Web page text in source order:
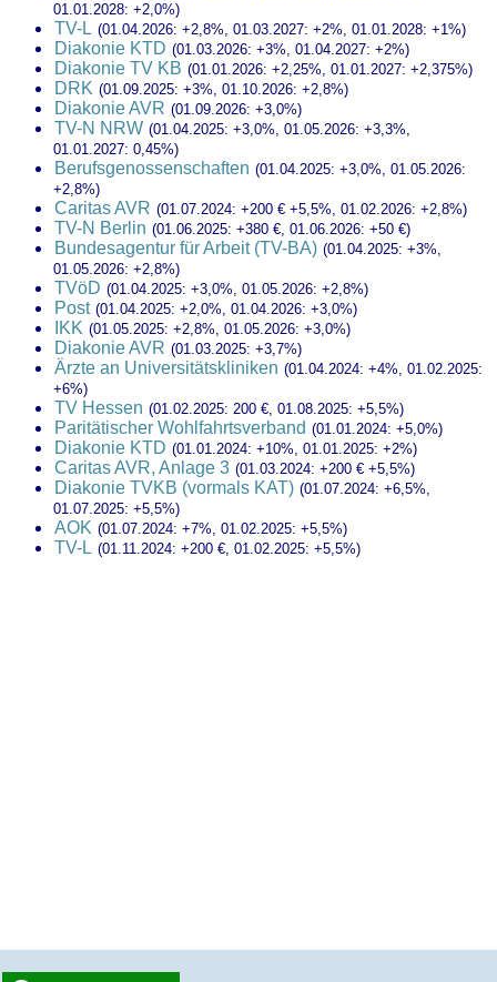
01.01.2028: +2,0%)
TV-L (01.04.2026: +2,8%, 01.03.2027: +2%, 01.01.2028: +1%)
Diakonie KTD (01.03.2026: +3%, 01.04.2027: +2%)
Diakonie TV KB (01.01.2026: +2,25%, 01.01.2027: +2,375%)
DRK (01.09.2025: +3%, 01.10.2026: +2,8%)
Diakonie AVR (01.09.2026: +3,0%)
TV-N NRW (01.04.2025: +3,0%, 01.05.2026: +3,3%,
01.01.2027: 0,45%)
Berufsgenossenschaften (01.04.2025: +3,0%, 01.05.2026:
+2,8%)
Caritas AVR (01.07.2024: +200 € +5,5%, 01.02.2026: +2,8%)
TV-N Berlin (01.06.2025: +380 €, 01.06.2026: +50 €)
Bundesagentur für Arbeit (TV-BA) (01.04.2025: +3%,
01.05.2026: +2,8%)
TVöD (01.04.2025: +3,0%, 01.05.2026: +2,8%)
Post (01.04.2025: +2,0%, 01.04.2026: +3,0%)
IKK (01.05.2025: +2,8%, 01.05.2026: +3,0%)
Diakonie AVR (01.03.2025: +3,7%)
Ärzte an Universitätskliniken (01.04.2024: +4%, 01.02.2025:
+6%)
TV Hessen (01.02.2025: 200 €, 01.08.2025: +5,5%)
Paritätischer Wohlfahrtsverband (01.01.2024: +5,0%)
Diakonie KTD (01.01.2024: +10%, 01.01.2025: +2%)
Caritas AVR, Anlage 3 (01.03.2024: +200 € +5,5%)
Diakonie TVKB (vormals KAT) (01.07.2024: +6,5%,
01.07.2025: +5,5%)
AOK (01.07.2024: +7%, 01.02.2025: +5,5%)
TV-L (01.11.2024: +200 €, 01.02.2025: +5,5%)